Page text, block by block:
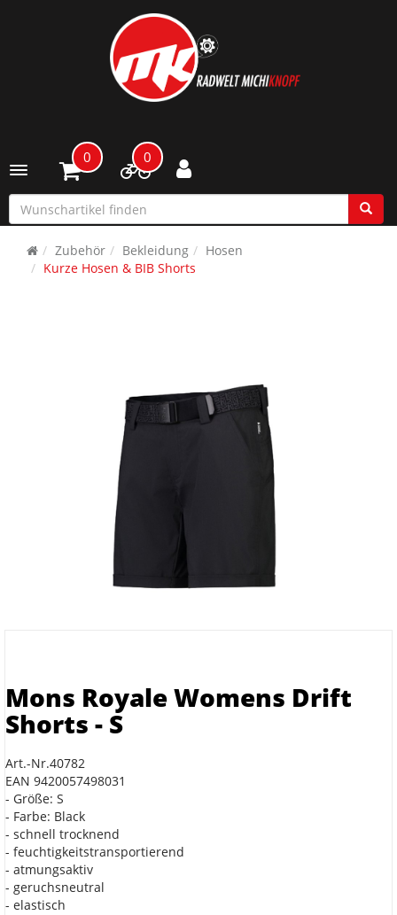
Toggle navigation
0 0
Zubehör Bekleidung
Hosen
Kurze Hosen & BIB Shorts
Mons Royale Womens Drift
Shorts - S
Art.-Nr.40782
EAN 9420057498031
- Größe: S
- Farbe: Black
- schnell trocknend
- feuchtigkeitstransportierend
- atmungsaktiv
- geruchsneutral
- elastisch